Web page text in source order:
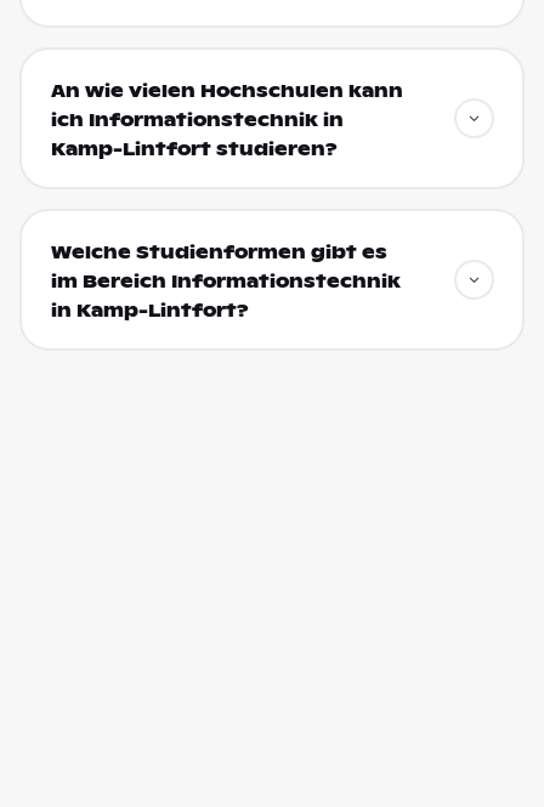
An wie vielen Hochschulen kann
ich Informationstechnik in
Kamp-Lintfort studieren?
Welche Studienformen gibt es
im Bereich Informationstechnik
in Kamp-Lintfort?